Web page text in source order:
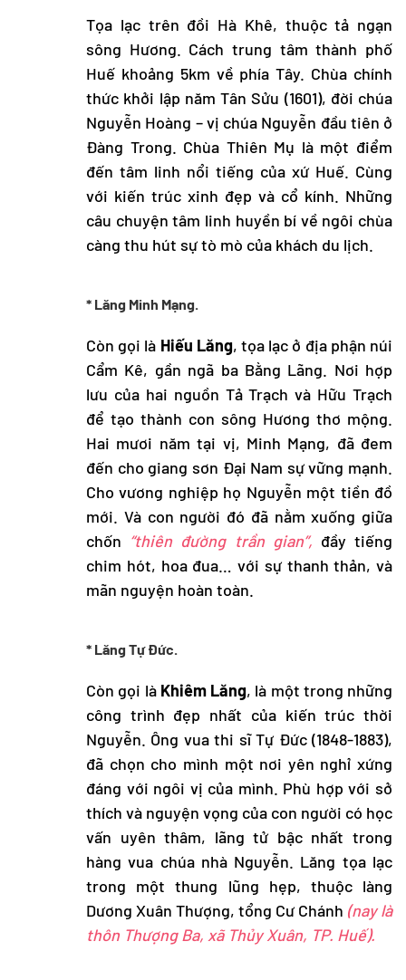
Tọa lạc trên đồi Hà Khê, thuộc tả ngạn
sông Hương. Cách trung tâm thành phố
Huế khoảng 5km về phía Tây. Chùa chính
thức khởi lập năm Tân Sửu (1601), đời chúa
Nguyễn Hoàng – vị chúa Nguyễn đầu tiên ở
Đàng Trong. Chùa Thiên Mụ là một điểm
đến tâm linh nổi tiếng của xứ Huế. Cùng
với kiến trúc xinh đẹp và cổ kính. Những
câu chuyện tâm linh huyền bí về ngôi chùa
càng thu hút sự tò mò của khách du lịch.
* Lăng Minh Mạng.
Còn gọi là Hiếu Lăng, tọa lạc ở địa phận núi
Cẩm Kê, gần ngã ba Bằng Lãng. Nơi hợp
lưu của hai nguồn Tả Trạch và Hữu Trạch
để tạo thành con sông Hương thơ mộng.
Hai mươi năm tại vị, Minh Mạng, đã đem
đến cho giang sơn Đại Nam sự vững mạnh.
Cho vương nghiệp họ Nguyễn một tiền đồ
mới. Và con người đó đã nằm xuống giữa
chốn “thiên đường trần gian”, đầy tiếng
chim hót, hoa đua… với sự thanh thản, và
mãn nguyện hoàn toàn.
* Lăng Tự Đức.
Còn gọi là Khiêm Lăng, là một trong những
công trình đẹp nhất của kiến trúc thời
Nguyễn. Ông vua thi sĩ Tự Đức (1848-1883),
đã chọn cho mình một nơi yên nghỉ xứng
đáng với ngôi vị của mình. Phù hợp với sở
thích và nguyện vọng của con người có học
vấn uyên thâm, lãng tử bậc nhất trong
hàng vua chúa nhà Nguyễn. Lăng tọa lạc
trong một thung lũng hẹp, thuộc làng
Dương Xuân Thượng, tổng Cư Chánh (nay là
thôn Thượng Ba, xã Thủy Xuân, TP. Huế).